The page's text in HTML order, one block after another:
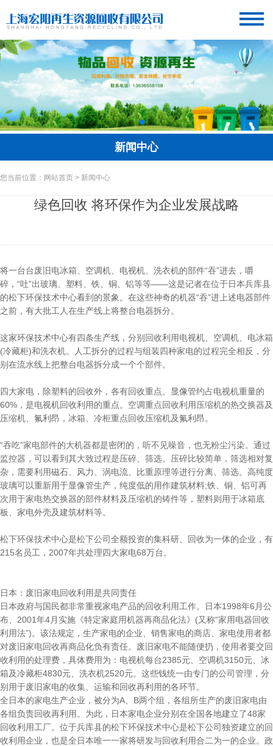
新闻中心
您当前位置：网站首页 > 新闻中心
绿色回收 将环保作为企业发展战略
将一台台废旧电冰箱、空调机、电视机、洗衣机的部件“吞”进去，嚼
碎，“吐”出玻璃、塑料、铁、铜、铝等等――这是记者在位于日本兵库县
的松下环保技术中心看到的景象。在这些神奇的机器“吞”进上述电器部件
之前，有大批工人在生产线上将整台电器拆分。
这家环保技术中心有四条生产线，分别回收利用电视机、空调机、电冰箱
(冷藏柜)和洗衣机。人工拆分的过程与组装四种家电的过程完全相反，分
别在流水线上把整台电器拆分成一个个部件。
四大家电，除塑料的回收外，各有回收重点。显像管约占电视机重量的
60%，是电视机回收利用的重点。空调重点回收利用压缩机的热交换器及
压缩机、氟利昂，冰箱、冷柜重点回收压缩机及氟利昂。
“吞吃”家电部件的大机器都是密闭的，听不见噪音，也无粉尘污染。通过
监控器，可以看到其大致过程是压碎、筛选。压碎比较简单，筛选相对复
杂，需要利用磁石、风力、涡电流、比重原理等进行分离、筛选。高纯度
玻璃可以重新用于显像管生产，纯度低的用作建筑材料;铁、铜、铝可再
次用于家电热交换器的部件材料及压缩机的铸件等，塑料则用于冰箱底
板、家电外壳及建筑材料等。
松下环保技术中心是松下公司全额投资的集科研、回收为一体的企业，有
215名员工，2007年共处理四大家电68万台。
日本：废旧家电回收利用是共同责任
日本政府与国民都非常重视家电产品的回收利用工作。日本1998年6月公
布、2001年4月实施《特定家庭用机器再商品化法》(又称“家用电器回收
利用法”)。该法规定，生产家电的企业、销售家电的商店、家电使用者都
对废旧家电回收再商品化负有责任。废旧家电不能随便扔，使用者要交回
收利用的处理费，具体费用为：电视机每台2385元、空调机3150元、冰
箱及冷藏柜4830元、洗衣机2520元。这些钱统一由专门的公司管理，分
别用于废旧家电的收集、运输和回收再利用的各环节。
全日本的家电生产企业，被分为A、B两个组，各组所生产的废旧家电由
各组负责回收再利用。为此，日本家电企业分别在全国各地建立了48家
回收利用工厂。位于兵库县的松下环保技术中心是松下公司独资建立的回
收利用企业，也是全日本唯一一家将研发与回收利用合二为一的企业。政